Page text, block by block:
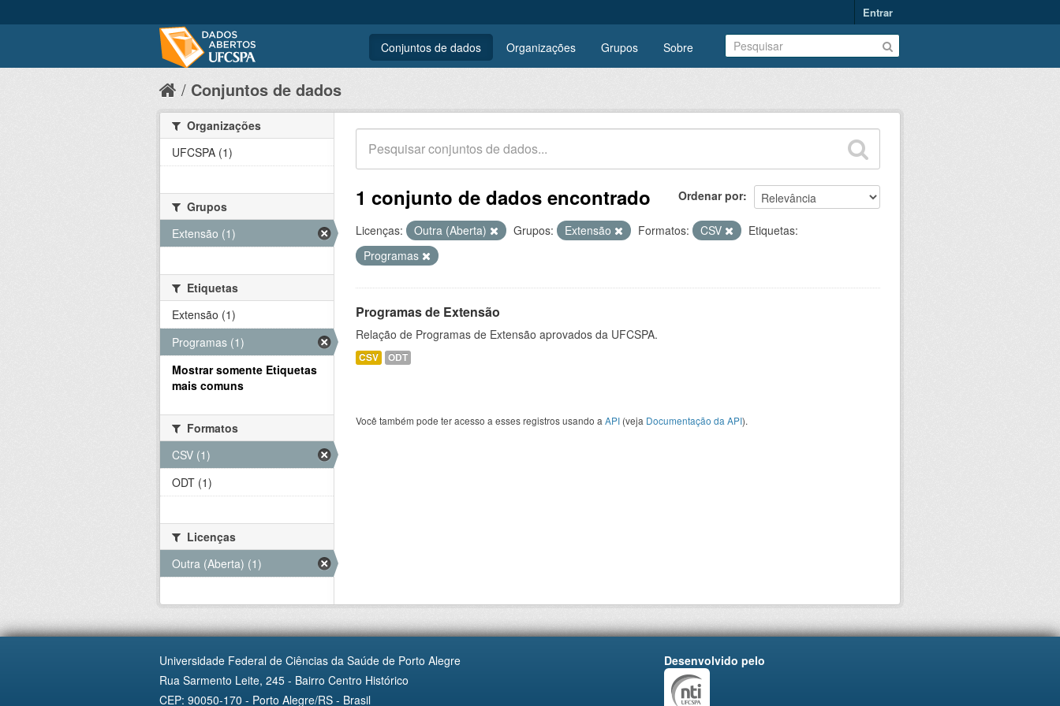
Entrar
Conjuntos de dados Organizações Grupos Sobre
Conjuntos de dados
Ordenar por
1 conjunto de dados encontrado
Licenças: Outra (Aberta) Grupos: Extensão Formatos: CSV
Etiquetas:
Programas
Programas de Extensão
Relação de Programas de Extensão aprovados da UFCSPA.
CSV ODT
Você também pode ter acesso a esses registros usando a API (veja Documentação da API).
Organizações
UFCSPA (1)
Grupos
Extensão (1)
Etiquetas
Extensão (1)
Programas (1)
Mostrar somente Etiquetas
mais comuns
Formatos
CSV (1)
ODT (1)
Licenças
Outra (Aberta) (1)
Universidade Federal de Ciências da Saúde de Porto Alegre
Rua Sarmento Leite, 245 - Bairro Centro Histórico
CEP: 90050-170 - Porto Alegre/RS - Brasil
Desenvolvido pelo